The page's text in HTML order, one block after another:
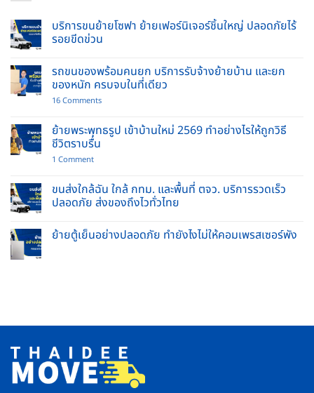
บริการขนย้ายโซฟา ย้ายเฟอร์นิเจอร์ชิ้นใหญ่ ปลอดภัยไร้
รอยขีดข่วน
on
บริการ
ขน
ย้าย
เฟอร์นิเจอร์
ชิ้น
ใหญ่
ปลอดภัย
ไร้
ข่วน
รถขนของพร้อมคนยก บริการรับจ้างย้ายบ้าน และยก
ของหนัก ครบจบในที่เดียว
16 Commentson
ของ
พร้อม
บ้าน
และ
ยก
ของ
ครบ
จบ
ย้ายพระพุทธรูป เข้าบ้านใหม่ 2569 ทำอย่างไรให้ถูกวิธี
ชีวิตราบรื่น
1 Commenton
รูป
เข้า
บ้าน
ทำ
อย่างไร
ขนส่งใกล้ฉัน ใกล้ กทม. และพื้นที่ ตจว. บริการรวดเร็ว
ปลอดภัย ส่งของถึงไวทั่วไทย
Comments
on
รวดเร็ว
ส่ง
ของ
ถึง
ไว
ทั่ว
ย้ายตู้เย็นอย่างปลอดภัย ทำยังไงไม่ให้คอมเพรสเซอร์พัง
ไม่
ให้
คอมเพรสเซอร์
พัง